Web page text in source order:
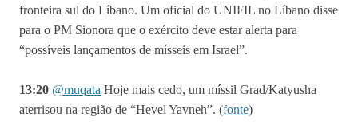
fronteira sul do Líbano. Um oficial do UNIFIL no Líbano disse
para o PM Sionora que o exército deve estar alerta para
“possíveis lançamentos de mísseis em Israel”.
13:20 @muqata Hoje mais cedo, um míssil Grad/Katyusha
aterrisou na região de “Hevel Yavneh”. (fonte)